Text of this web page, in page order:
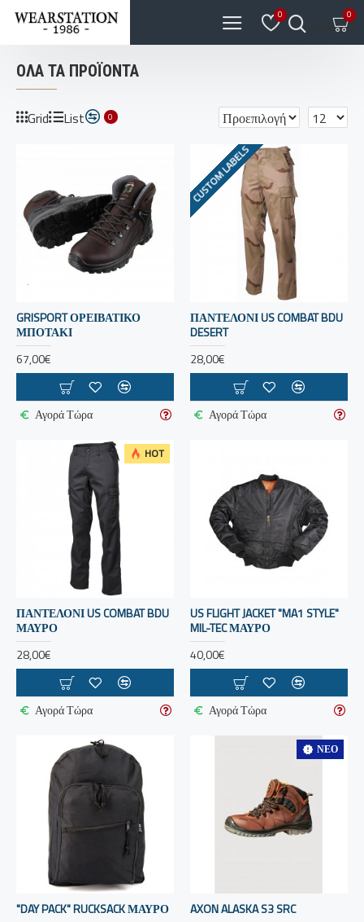
0 Search
0
ΟΛΑ ΤΑ ΠΡΟΪΌΝΤΑ
Grid List 0
GRISPORT ΟΡΕΙΒΑΤΙΚΟ
ΜΠΟΤΑΚΙ
67,00€
Αγορά Τώρα
CUSTOM LABELS
ΠΑΝΤΕΛΟΝΙ US COMBAT BDU
DESERT
28,00€
Αγορά Τώρα
HOT
ΠΑΝΤΕΛΟΝΙ US COMBAT BDU
ΜΑΥΡΟ
28,00€
Αγορά Τώρα
US FLIGHT JACKET "MA1 STYLE"
MIL-TEC ΜΑΥΡΟ
40,00€
Αγορά Τώρα
"DAY PACK" RUCKSACK ΜΑΥΡΟ
ΝΈΟ
AXON ALASKA S3 SRC